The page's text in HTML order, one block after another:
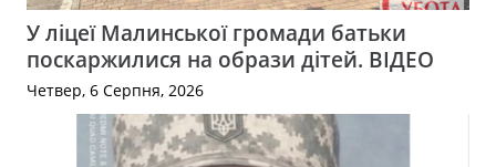
У ліцеї Малинської громади батьки
поскаржилися на образи дітей. ВІДЕО
Четвер, 6 Серпня, 2026